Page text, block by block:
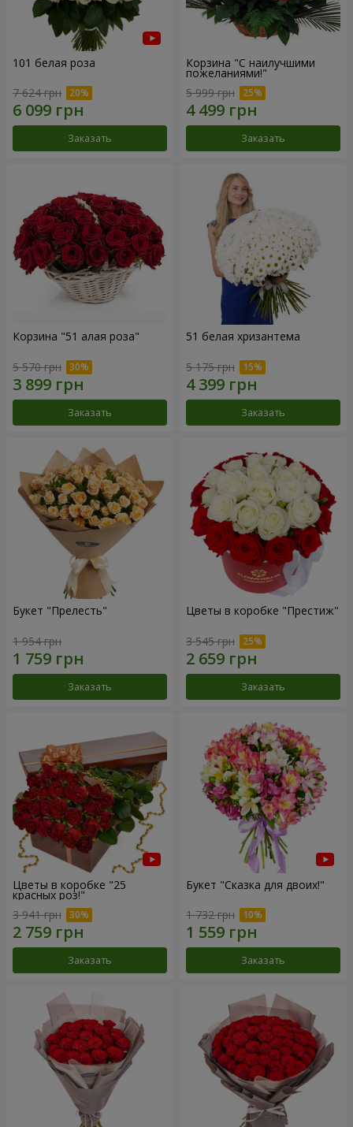
101 белая роза
7 624 грн
Заказать
Корзина "С наилучшими
пожеланиями!"
5 999 грн
Заказать
Корзина "51 алая роза"
5 570 грн
Заказать
51 белая хризантема
5 175 грн
Заказать
Букет "Прелесть"
1 954 грн
Заказать
Цветы в коробке "Престиж"
3 545 грн
Заказать
Цветы в коробке "25
красных роз!"
3 941 грн
Заказать
Букет "Сказка для двоих!"
1 732 грн
Заказать